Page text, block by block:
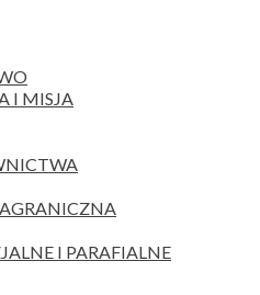
I MISJA
I PARAFIALNE